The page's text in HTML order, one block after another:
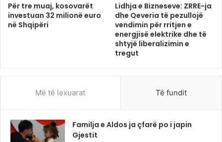
Për tre muaj, kosovarët
investuan 32 milionë euro
në Shqipëri
Lidhja e Bizneseve: ZRRE-ja
dhe Qeveria të pezullojë
vendimin për rritjen e
energjisë elektrike dhe të
shtyjë liberalizimin e
tregut
Më të lexuarat Të fundit
Familja e Aldos ja çfarë po i japin
Gjestit